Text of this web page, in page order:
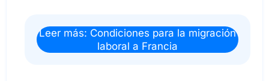
Leer más: Condiciones para la migración
laboral a Francia